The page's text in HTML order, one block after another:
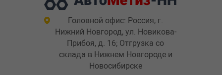
Головной офис: Россия, г.
Нижний Новгород, ул. Новикова-
Прибоя, д. 16; Отгрузка со
склада в Нижнем Новгороде и
Новосибирске